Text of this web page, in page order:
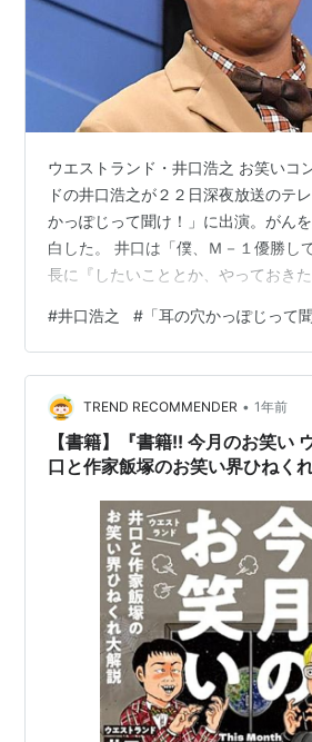
ウエストランド・井口浩之 お笑いコ
ドの井口浩之が２２日深夜放送のテ
かっぽじって聞け！」に出演。がん
白した。 井口は「僕、Ｍ－１優勝し
長に『したいこととか、やっておき
『健康診断に行きたいです』って言っ
ったら」と、人生初の人間ドックへ
た。 ところが「マネジャーに病院か
『今すぐ来てください。とんでもない
して』みたいになって」と驚いた病
入ったという。 当時はＭ－１グラン
#井口浩之 # 「耳の穴かっぽじって
TREND RECOMMENDER • 1年前
【書籍】『書籍!! 今月のお笑い
口と作家飯塚のお笑い界ひねく